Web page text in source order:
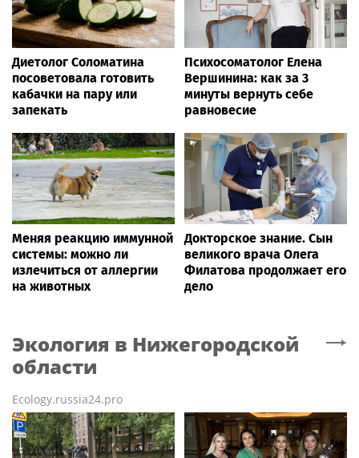
Диетолог Соломатина
посоветовала готовить
кабачки на пару или
запекать
Психосоматолог Елена
Вершинина: как за 3
минуты вернуть себе
равновесие
Меняя реакцию иммунной
системы: можно ли
излечиться от аллергии
на животных
Докторское знание. Сын
великого врача Олега
Филатова продолжает его
дело
Экология в Нижегородской
области
Ecology.russia24.pro